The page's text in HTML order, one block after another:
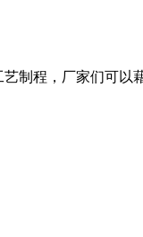
制程，厂家们可以